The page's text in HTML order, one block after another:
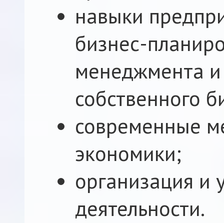
навыки
бизнес-
менеджмента
собственного
современные
экономики;
организация и
деятельности.